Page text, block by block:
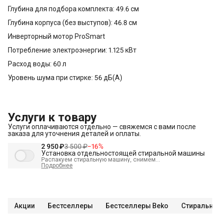
Глубина для подбора комплекта: 49.6 см
Глубина корпуса (без выступов): 46.8 см
Инверторный мотор ProSmart
Потребление электроэнергии: 1.125 кВт
Расход воды: 60 л
Уровень шума при стирке: 56 дБ(А)
Услуги к товару
Услуги оплачиваются отдельно — свяжемся с вами после
заказа для уточнения деталей и оплаты.
2 950 ₽3 500 ₽−16%
Установка отдельностоящей стиральной машины
Распакуем стиральную машину, снимем
транспортировочные болты, выставим по уровню и
Проверка работоспособности
Подробнее
Акции Бестселлеры Бестселлеры Beko